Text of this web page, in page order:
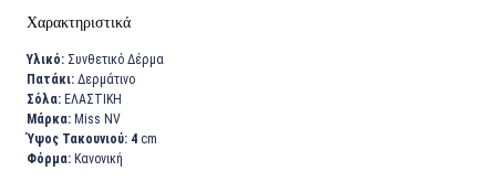
Χαρακτηριστικά
Υλικό: Συνθετικό Δέρμα
Πατάκι: Δερμάτινο
Σόλα: ΕΛΑΣΤΙΚΗ
Μάρκα: Miss NV
Ύψος Τακουνιού: 4 cm
Φόρμα: Κανονική